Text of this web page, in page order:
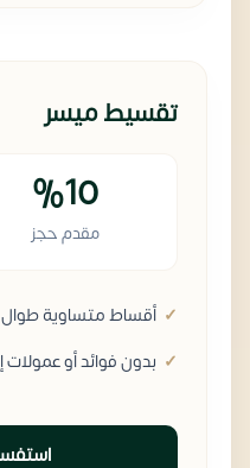
تقسيط ميسر
%10
مقدم حجز
أقساط متساوية طوال
بدون فوائد أو عمولات